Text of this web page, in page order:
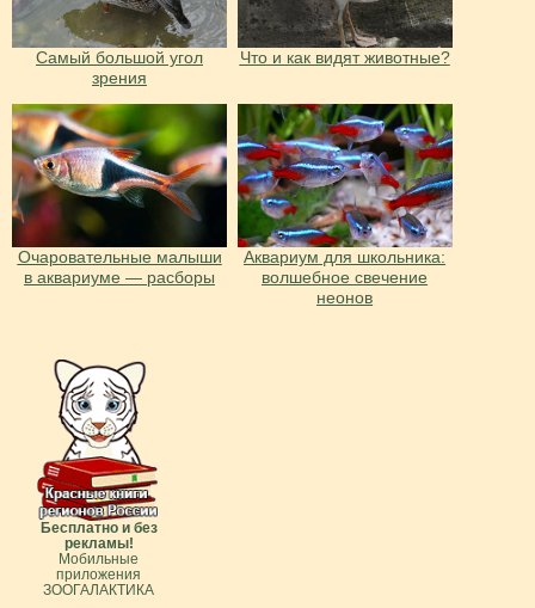
Cамый большой угол
зрения
Что и как видят животные?
Очаровательные малыши
в аквариуме — расборы
Аквариум для школьника:
волшебное свечение
неонов
Бесплатно и без
рекламы!
Мобильные
приложения
ЗООГАЛАКТИКА